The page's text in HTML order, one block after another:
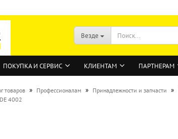
Везде
ПОКУПКА И СЕРВИС КЛИЕНТАМ ПАРТНЕРАМ
товаров » Профессионалам » Принадлежности и запчасти »
4002